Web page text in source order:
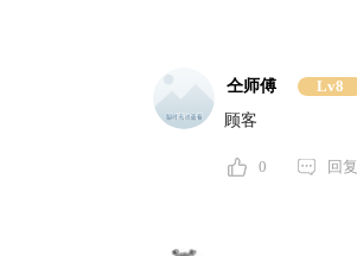
仝师傅 Lv8
顾客
0 回复